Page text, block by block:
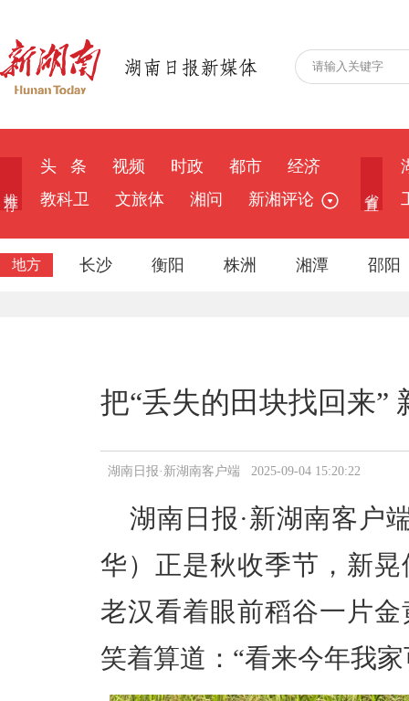
头 条 视频 时政 都市
经济
教科卫
文旅体 湘问 新湘评论
地方 长沙 衡阳 株洲 湘潭 邵阳
把“丢失的田块找回来”
湖南日报·新湖南客户端 2025-09-04 15:20:22
湖南日报·新湖南客户
华） 正是秋收季节，新
老汉看着眼前稻谷一片
笑着算道： “看来今年我